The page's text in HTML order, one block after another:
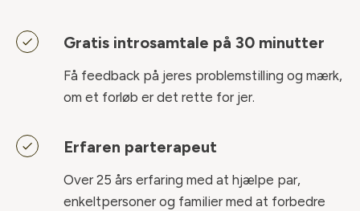
Gratis introsamtale på 30 minutter
Få feedback på jeres problemstilling og mærk,
om et forløb er det rette for jer.
Erfaren parterapeut
Over 25 års erfaring med at hjælpe par,
enkeltpersoner og familier med at forbedre